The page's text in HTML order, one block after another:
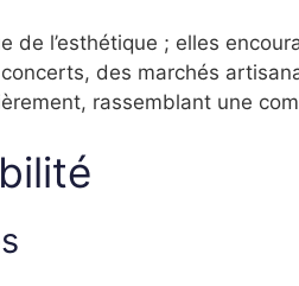
de l’esthétique ; elles
des marchés
rassemblant une